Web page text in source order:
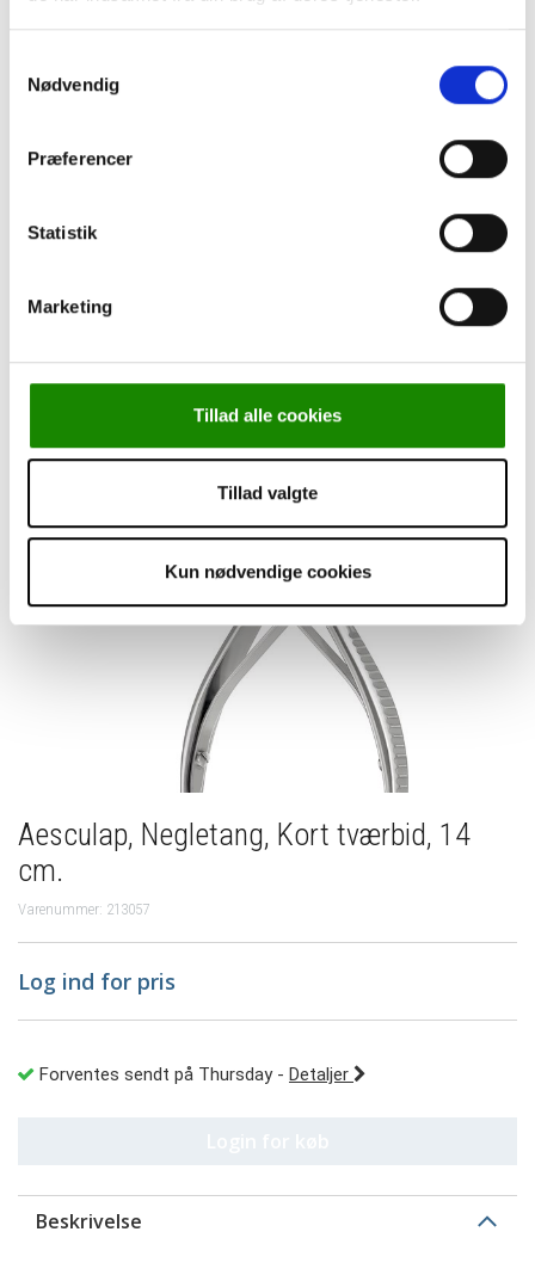
Nødvendig
Præferencer
Statistik
Marketing
Tillad alle cookies
Tillad valgte
Kun nødvendige cookies
Cookie-politik
Om Kjærulff
Negletang, Kort tværbid, 14 cm.
BESTSELLER
Aesculap, Negletang, Kort tværbid, 14
cm.
Varenummer: 213057
Log ind for pris
Forventes sendt på Thursday- Detaljer
Beskrivelse